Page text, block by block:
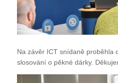
Na závěr ICT snídaně proběhla
slosování o pěkné dárky.